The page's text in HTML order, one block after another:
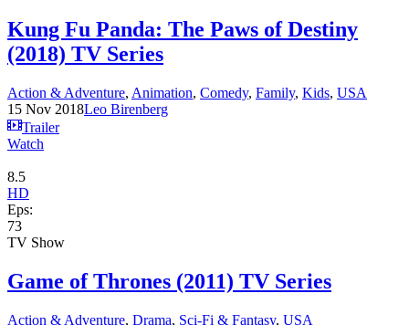
Kung Fu Panda: The Paws of Destiny
(2018) TV Series
Action & Adventure, Animation, Comedy, Family, Kids, USA
15 Nov 2018Leo Birenberg
Trailer
Watch
8.5
HD
Eps:
73
TV Show
Game of Thrones (2011) TV Series
Action & Adventure, Drama, Sci-Fi & Fantasy, USA